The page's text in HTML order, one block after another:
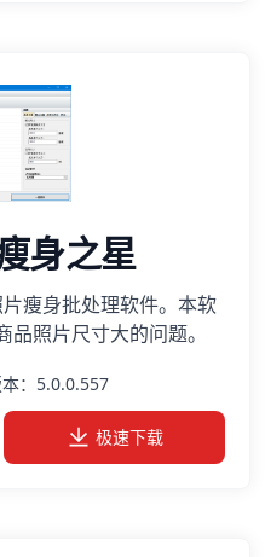
身之星
瘦身批处理软件。本软
照片尺寸大的问题。
：5.0.0.557
极速下载